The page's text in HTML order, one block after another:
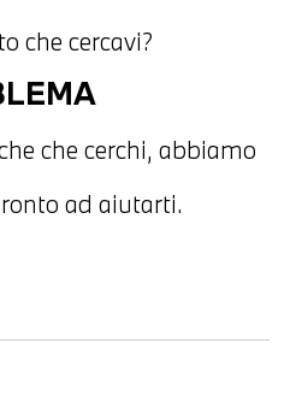
che cercavi?
che cerchi, abbiamo
ad aiutarti.